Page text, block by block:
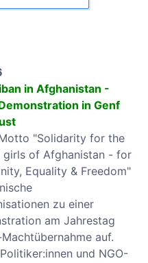
in Afghanistan -
in Genf
"Solidarity for the
girls of Afghanistan - for
Equality & Freedom"
zu einer
am Jahrestag
auf.
und NGO-